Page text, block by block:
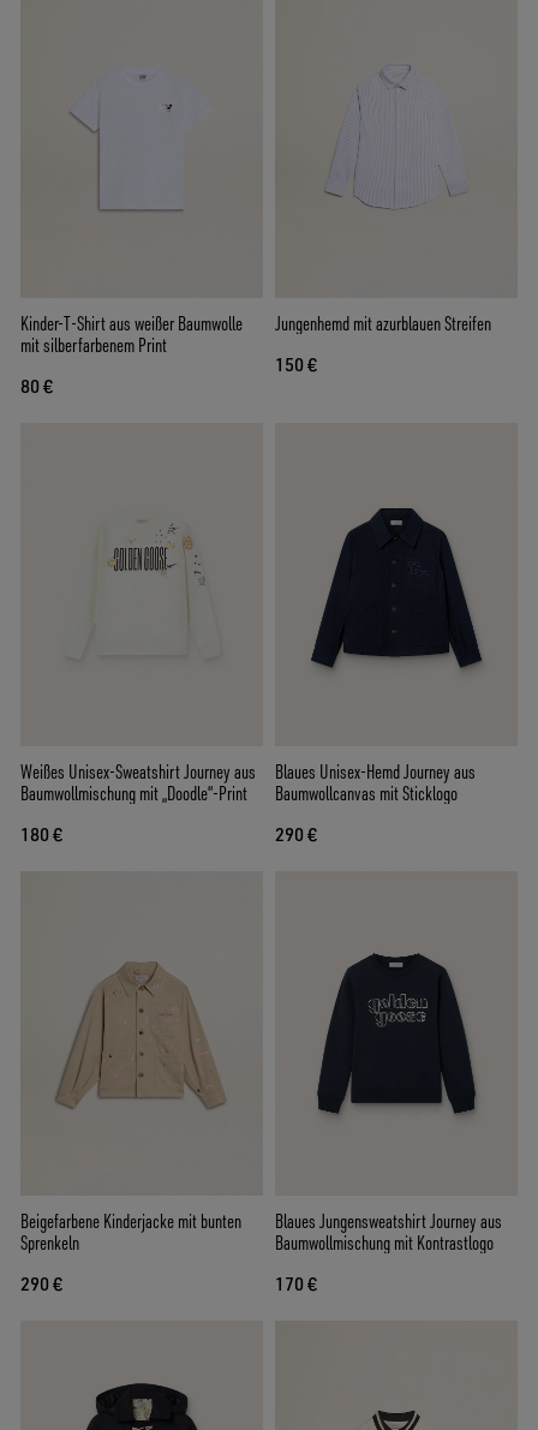
Kinder-T-Shirt aus weißer Baumwolle
mit silberfarbenem Print
80 €
Jungenhemd mit azurblauen Streifen
150 €
Weißes Unisex-Sweatshirt Journey aus
Baumwollmischung mit „Doodle“-Print
180 €
Blaues Unisex-Hemd Journey aus
Baumwollcanvas mit Sticklogo
290 €
Beigefarbene Kinderjacke mit bunten
Sprenkeln
290 €
Blaues Jungensweatshirt Journey aus
Baumwollmischung mit Kontrastlogo
170 €